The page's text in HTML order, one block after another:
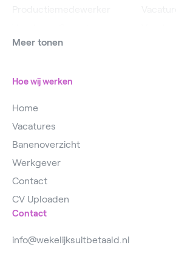
Vacatures
Meer tonen
Hoe wij werken
Home
Vacatures
Banenoverzicht
Werkgever
Contact
CV Uploaden
Contact
info@wekelijksuitbetaald.nl